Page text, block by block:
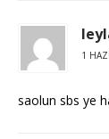
1
saolun sbs ye